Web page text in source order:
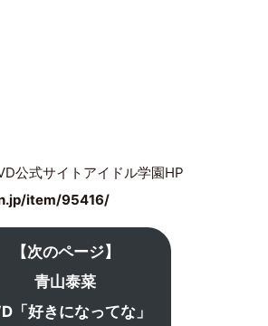
公式サイトアイドル学園HP
item/95416/
【次のページ】
青山泰菜
「好きになってな」